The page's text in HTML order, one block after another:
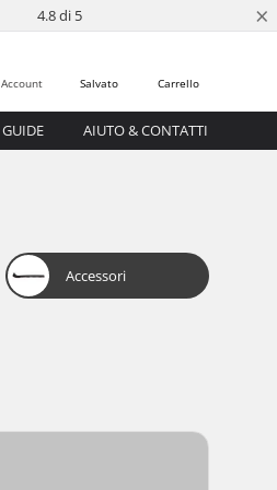
4.8 di 5 ×
Carrello
Salvato
Account
GUIDE AIUTO & CONTATTI
Accessori